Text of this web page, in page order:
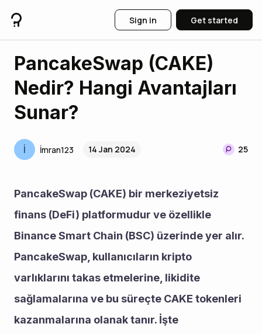
Sign in Get started
PancakeSwap (CAKE)
Nedir? Hangi Avantajları
Sunar?
İ İmran123 14 Jan 2024 25
PancakeSwap (CAKE) bir merkeziyetsiz
finans (DeFi) platformudur ve özellikle
Binance Smart Chain (BSC) üzerinde yer alır.
PancakeSwap, kullanıcıların kripto
varlıklarını takas etmelerine, likidite
sağlamalarına ve bu süreçte CAKE tokenleri
kazanmalarına olanak tanır. İşte